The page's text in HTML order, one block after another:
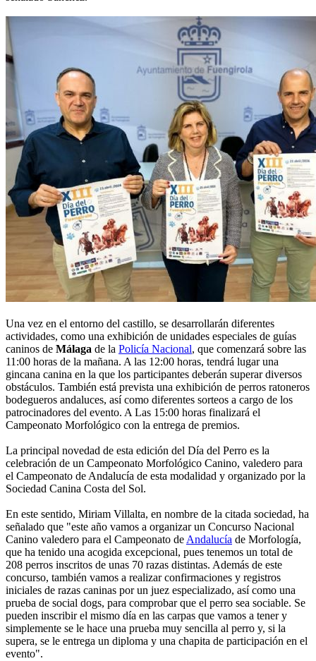
Una vez en el entorno del castillo, se desarrollarán diferentes
actividades, como una exhibición de unidades especiales de guías
caninos de Málaga de la Policía Nacional, que comenzará sobre las
11:00 horas de la mañana. A las 12:00 horas, tendrá lugar una
gincana canina en la que los participantes deberán superar diversos
obstáculos. También está prevista una exhibición de perros ratoneros
bodegueros andaluces, así como diferentes sorteos a cargo de los
patrocinadores del evento. A Las 15:00 horas finalizará el
Campeonato Morfológico con la entrega de premios.
La principal novedad de esta edición del Día del Perro es la
celebración de un Campeonato Morfológico Canino, valedero para
el Campeonato de Andalucía de esta modalidad y organizado por la
Sociedad Canina Costa del Sol.
En este sentido, Miriam Villalta, en nombre de la citada sociedad, ha
señalado que "este año vamos a organizar un Concurso Nacional
Canino valedero para el Campeonato de Andalucía de Morfología,
que ha tenido una acogida excepcional, pues tenemos un total de
208 perros inscritos de unas 70 razas distintas. Además de este
concurso, también vamos a realizar confirmaciones y registros
iniciales de razas caninas por un juez especializado, así como una
prueba de social dogs, para comprobar que el perro sea sociable. Se
pueden inscribir el mismo día en las carpas que vamos a tener y
simplemente se le hace una prueba muy sencilla al perro y, si la
supera, se le entrega un diploma y una chapita de participación en el
evento".